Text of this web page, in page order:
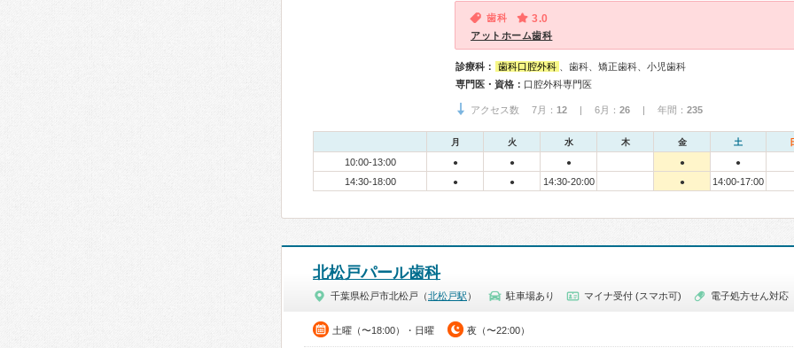
歯科 3.0
アットホーム歯科
診療科： 歯科口腔外科
、歯科、矯正歯科、小児歯科
専門医・資格： 口腔外科専門医
アクセス数 7月： 12 | 6月： 26 | 年間： 235
月 火 水 木 金 土
10:00-13:00 ● ● ● ● ●
14:30-18:00 ● ● 14:30-20:00 ● 14:00-17:00
北松戸パール歯科
千葉県松戸市北松戸（北松戸駅 ） 駐車場あり マイナ受付 (スマホ可) 電子処方せん対応
土曜（〜18:00）・日曜 夜（〜22:00）